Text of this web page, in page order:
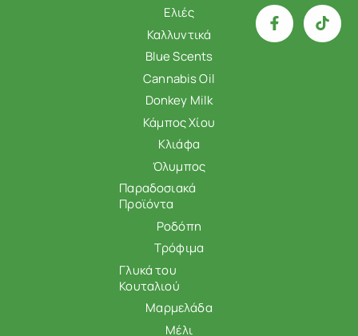
Ελιές
Καλλυντικά
Blue Scents
Cannabis Oil
Donkey Milk
Κάμπος Χίου
Κλιάφα
Όλυμπος
Παραδοσιακά
Προϊόντα
Ροδόπη
Τρόφιμα
Γλυκά του
Κουταλιού
Μαρμελάδα
Μέλι